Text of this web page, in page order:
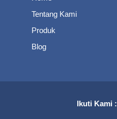
Tentang Kami
Produk
Blog
Ikuti Kami :